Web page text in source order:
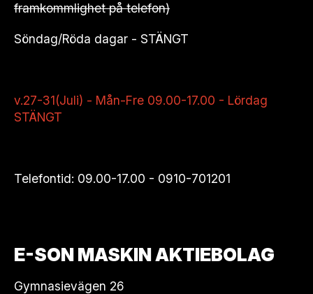
framkommlighet på telefon)
Söndag/Röda dagar - STÄNGT
v.27-31(Juli) - Mån-Fre 09.00-17.00 - Lördag
STÄNGT
Telefontid: 09.00-17.00 - 0910-701201
E-SON MASKIN AKTIEBOLAG
Gymnasievägen 26